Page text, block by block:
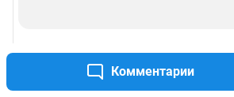
Комментарии